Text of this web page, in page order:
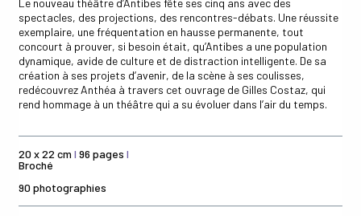
Le nouveau théâtre d’Antibes fête ses cinq ans avec des
spectacles, des projections, des rencontres-débats. Une réussite
exemplaire, une fréquentation en hausse permanente, tout
concourt à prouver, si besoin était, qu’Antibes a une population
dynamique, avide de culture et de distraction intelligente. De sa
création à ses projets d’avenir, de la scène à ses coulisses,
redécouvrez Anthéa à travers cet ouvrage de Gilles Costaz, qui
rend hommage à un théâtre qui a su évoluer dans l’air du temps.
20 x 22 cm I 96 pages I
Broché
90 photographies